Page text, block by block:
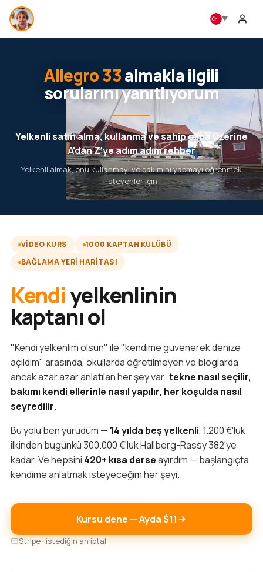
Allegro 33almakla ilgili
sorularını yanıtlıyorum
Yelkenli satın alma, kullanma ve sahip olma üzerine
A'dan Z'ye adım adım rehber
Yelkenli almak, onu kullanmayı ve bakımını yapmayı öğrenmek
isteyenler için
VIDEO KURS
1000 KAPTAN KULÜBÜ
BAĞLAMA YERI HARITASI
Kendiyelkenlinin
kaptanı ol
"Kendi yelkenlim olsun" ile "kendime güvenerek denize
açıldım" arasında, okullarda öğretilmeyen ve bloglarda
ancak azar azar anlatılan her şey var: tekne nasıl seçilir,
bakımı kendi ellerinle nasıl yapılır, her koşulda nasıl
seyredilir.
Bu yolu ben yürüdüm — 14 yılda beş yelkenli, 1.200 €'luk
ilkinden bugünkü 300.000 €'luk Hallberg-Rassy 382'ye
kadar. Ve hepsini 420+ kısa derseayırdım — başlangıçta
kendime anlatmak isteyeceğim her şeyi.
Kursu dene — Ayda $11
Stripe · istediğin an iptal